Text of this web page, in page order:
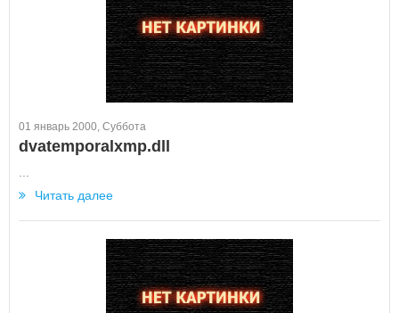
01 январь 2000, Суббота
dvatemporalxmp.dll
Читать далее